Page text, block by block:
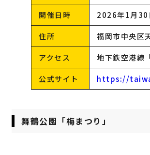
開催日時 2026年1月
住所 福岡市中央区
アクセス 地下鉄空港線
公式サイト https://
舞鶴公園「梅まつり」